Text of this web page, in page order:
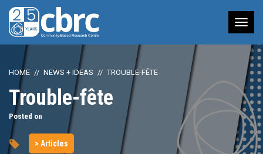
HOME NEWS + IDEAS TROUBLE-FÊTE
Trouble-fête
Posted on
> Articles